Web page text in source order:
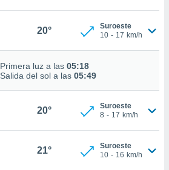
20°
Suroeste
10 - 17 km/h
Primera luz a las 05:18
Salida del sol a las 05:49
20°
Suroeste
8 - 17 km/h
21°
Suroeste
10 - 16 km/h